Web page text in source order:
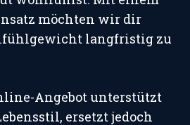
möchten wir dir
langfristig zu
Angebot unterstützt
ersetzt jedoch